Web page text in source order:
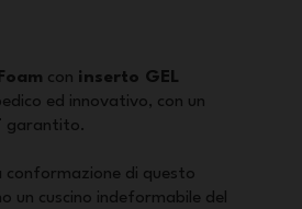
con inserto GEL
ed innovativo, con un
garantito.
conformazione di questo
un cuscino indeformabile del